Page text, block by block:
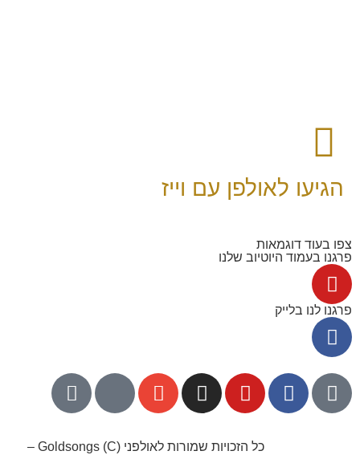
הגיעו לאולפן עם וייז
צפו בעוד דוגמאות
פרגנו בעמוד היוטיוב שלנו
פרגנו לנו בלייק
כל הזכויות שמורות לאולפני Goldsongs (C) –